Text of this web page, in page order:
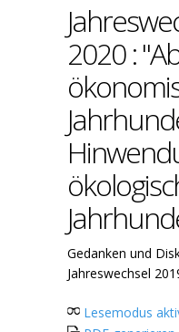
2020 :
Gedanken und
Jahreswechsel
Lesemodus